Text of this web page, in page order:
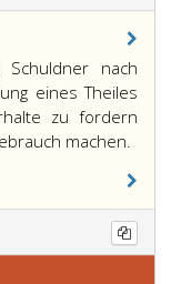
nach
eines Theiles
zu fordern
machen.